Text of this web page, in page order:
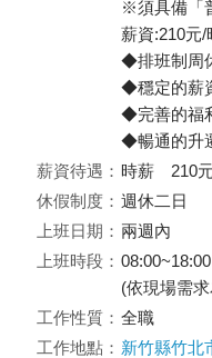
※須具備「
薪資:210元/
◆排班制周
◆穩定的薪
◆完善的福
◆暢通的升
薪資待遇： 時薪 210
休假制度： 週休二日
上班日期： 兩週內
上班時段：
(依現場需
工作性質： 全職
工作地點： 新竹縣竹北